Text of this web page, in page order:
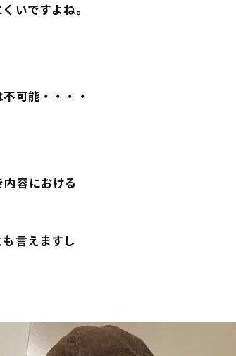
いですよね。
可能・・・・
容における
言えますし